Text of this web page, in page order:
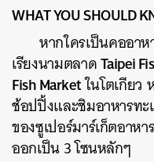
WHAT YOU SHOULD
หากใครเป็นคออา
เรียงนามตลาดTaipei
Fish Marketในโตเกียว
ช้อปปิ้งและชิมอาหารท
ของซูเปอร์มาร์เก็ตอาห
ออกเป็น 3 โซนหลักๆ